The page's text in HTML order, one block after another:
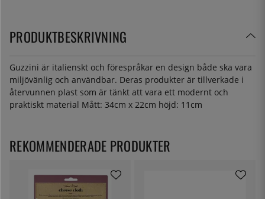
PRODUKTBESKRIVNING
Guzzini är italienskt och förespråkar en design både ska vara
miljövänlig och användbar. Deras produkter är tillverkade i
återvunnen plast som är tänkt att vara ett modernt och
praktiskt material Mått: 34cm x 22cm höjd: 11cm
REKOMMENDERADE PRODUKTER